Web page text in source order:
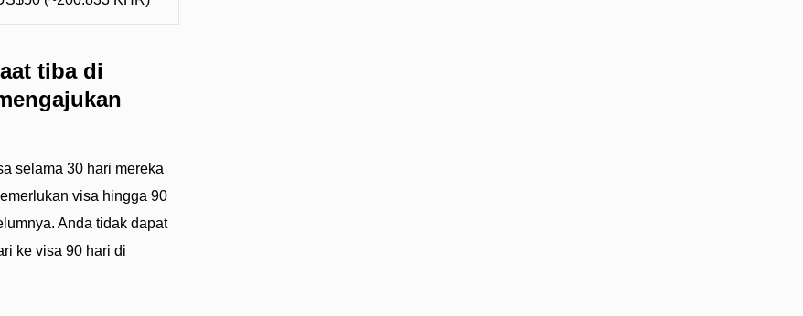
tiba di
selama 30 hari mereka
visa hingga 90
Anda tidak dapat
ke visa 90 hari di